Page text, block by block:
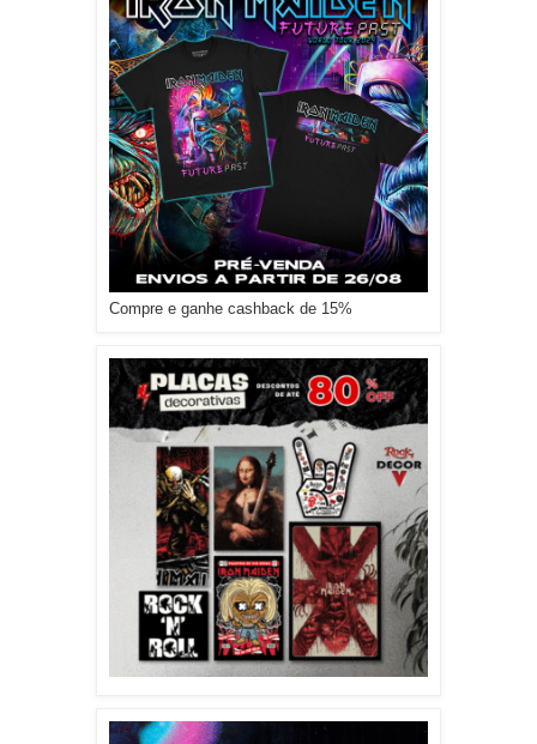
Compre e ganhe cashback de 15%